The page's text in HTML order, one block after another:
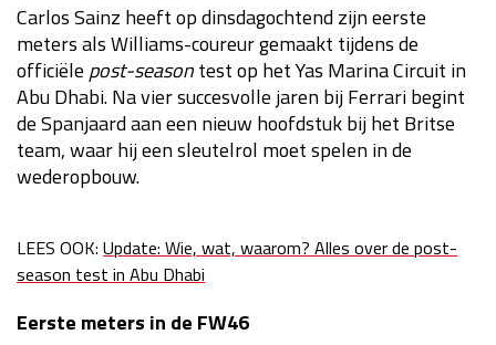
Kwalificatie
za 23:00 - 00:00
Race
zo 21:00 - 23:00
GP MEXICO 2026
Race
Kwalificatie
za 19:00 - 20:00
Race
zo 18:00 - 20:00
LAS VEGAS GRAND PRIX 2026
Carlos Sainz heeft op dinsdagochtend zijn eerste
meters als Williams-coureur gemaakt tijdens de
officiële post-seasontest op het Yas Marina Circuit in
Abu Dhabi. Na vier succesvolle jaren bij Ferrari begint
de Spanjaard aan een nieuw hoofdstuk bij het Britse
team, waar hij een sleutelrol moet spelen in de
wederopbouw.
LEES OOK: Update: Wie, wat, waarom? Alles over de post-
season test in Abu Dhabi
Eerste meters in de FW46